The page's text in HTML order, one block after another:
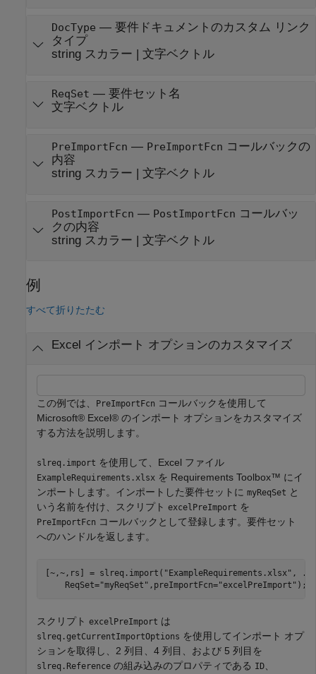
DocType — 要件ドキュメントのカスタム リンク
タイプ
string スカラー | 文字ベクトル
ReqSet — 要件セット名
文字ベクトル
PreImportFcn — PreImportFcn コールバックの
内容
string スカラー
文字ベクトル
PostImportFcn — PostImportFcn コールバッ
クの内容
string スカラー | 文字ベクトル
例
すべて折りたたむ
Excel インポート オプションのカスタマイズ
この例では、 PreImportFcn コールバックを使用して
Microsoft® Excel® のインポート オプションをカスタマイズ
する方法を説明します。
slreq.import を使用して、Excel ファイル
ExampleRequirements.xlsx を Requirements Toolbox™ にイ
ンポートします。インポートした要件セットに myReqSet と
いう名前を付け、スクリプト excelPreImport を
PreImportFcn コールバックとして登録します。要件セット
へのハンドルを返します。
[~,~,rs] = slreq.import( "ExampleRequirements.xlsx" ,
...
    ReqSet=
"myReqSet" ,preImportFcn="excelPreImport" );
スクリプト excelPreImport は
slreq.getCurrentImportOptions を使用してインポート オプ
ションを取得し、2 列目、4 列目、および 5 列目を
slreq.Reference の組み込みのプロパティである ID、